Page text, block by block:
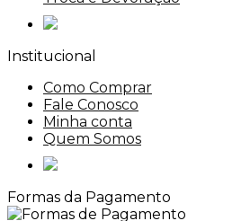
Institucional
Como Comprar
Fale Conosco
Minha conta
Quem Somos
Formas da Pagamento